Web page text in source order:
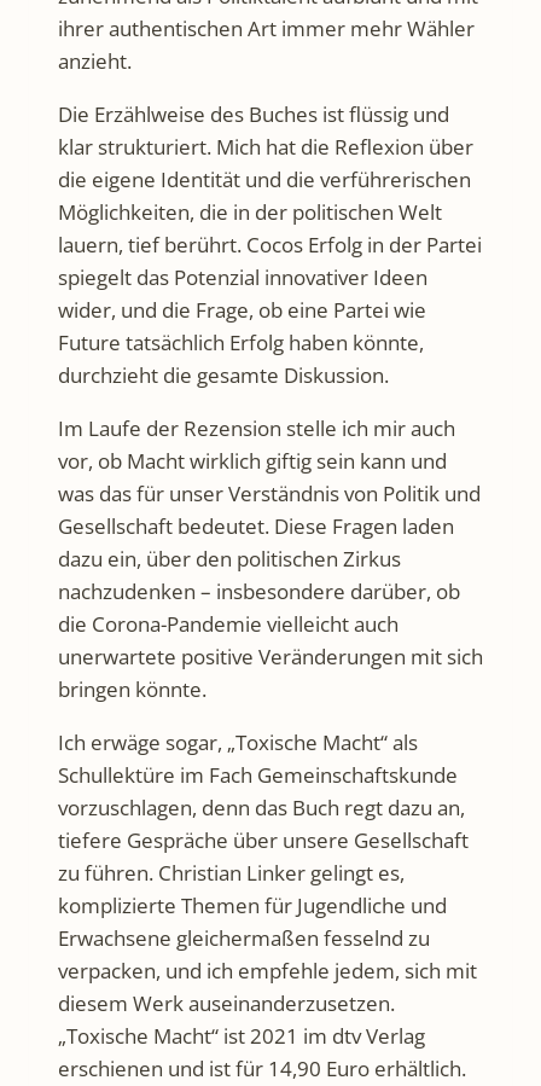
ihrer authentischen Art immer mehr Wähler
anzieht.
Die Erzählweise des Buches ist flüssig und
klar strukturiert. Mich hat die Reflexion über
die eigene Identität und die verführerischen
Möglichkeiten, die in der politischen Welt
lauern, tief berührt. Cocos Erfolg in der Partei
spiegelt das Potenzial innovativer Ideen
wider, und die Frage, ob eine Partei wie
Future tatsächlich Erfolg haben könnte,
durchzieht die gesamte Diskussion.
Im Laufe der Rezension stelle ich mir auch
vor, ob Macht wirklich giftig sein kann und
was das für unser Verständnis von Politik und
Gesellschaft bedeutet. Diese Fragen laden
dazu ein, über den politischen Zirkus
nachzudenken – insbesondere darüber, ob
die Corona-Pandemie vielleicht auch
unerwartete positive Veränderungen mit sich
bringen könnte.
Ich erwäge sogar, „Toxische Macht“ als
Schullektüre im Fach Gemeinschaftskunde
vorzuschlagen, denn das Buch regt dazu an,
tiefere Gespräche über unsere Gesellschaft
zu führen. Christian Linker gelingt es,
komplizierte Themen für Jugendliche und
Erwachsene gleichermaßen fesselnd zu
verpacken, und ich empfehle jedem, sich mit
diesem Werk auseinanderzusetzen.
„Toxische Macht“ ist 2021 im dtv Verlag
erschienen und ist für 14,90 Euro erhältlich.